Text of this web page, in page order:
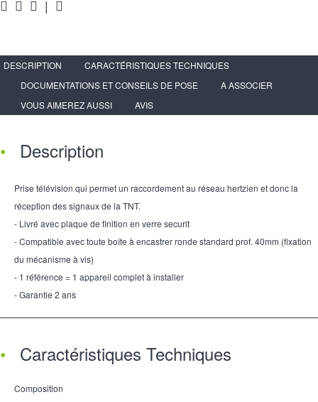
|
DESCRIPTION
CARACTÉRISTIQUES TECHNIQUES
DOCUMENTATIONS ET CONSEILS DE POSE
A ASSOCIER
VOUS AIMEREZ AUSSI
AVIS
Description
Prise télévision qui permet un raccordement au réseau hertzien et donc la
réception des signaux de la TNT.
- Livré avec plaque de finition en verre securit
- Compatible avec toute boîte à encastrer ronde standard prof. 40mm (fixation
du mécanisme à vis)
- 1 référence = 1 appareil complet à installer
- Garantie 2 ans
Caractéristiques Techniques
Composition